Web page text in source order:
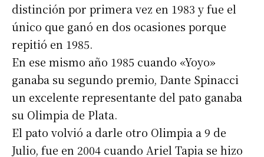
Suscribirme gratis
distinción por primera vez en 1983 y fue el
único que ganó en dos ocasiones porque
repitió en 1985.
En ese mismo año 1985 cuando «Yoyo»
ganaba su segundo premio, Dante Spinacci
un excelente representante del pato ganaba
su Olimpia de Plata.
El pato volvió a darle otro Olimpia a 9 de
Julio, fue en 2004 cuando Ariel Tapia se hizo